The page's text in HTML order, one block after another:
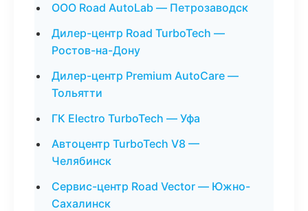
ООО Road AutoLab — Петрозаводск
Дилер-центр Road TurboTech —
Ростов-на-Дону
Дилер-центр Premium AutoCare —
Тольятти
ГК Electro TurboTech — Уфа
Автоцентр TurboTech V8 —
Челябинск
Сервис-центр Road Vector — Южно-
Сахалинск